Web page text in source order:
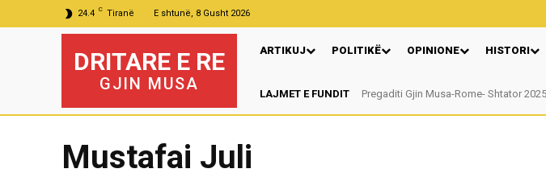
24.4 C Tiranë E shtunë, 8 Gusht 2026
DRITARE E RE
GJIN MUSA
ARTIKUJ POLITIKË OPINIONE HISTORI
LAJMET E FUNDIT Pregaditi Gjin Musa-Rome- Shtator 2025
Nga: Ndue Dedaj
Mustafai Juli